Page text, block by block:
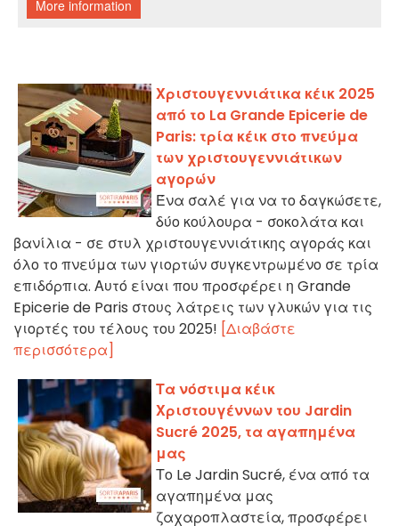
Χριστουγεννιάτικα κέικ 2025
από το La Grande Epicerie de
Paris: τρία κέικ στο πνεύμα
των χριστουγεννιάτικων
αγορών
Ένα σαλέ για να το δαγκώσετε,
δύο κούλουρα - σοκολάτα και
βανίλια - σε στυλ χριστουγεννιάτικης αγοράς και
όλο το πνεύμα των γιορτών συγκεντρωμένο σε τρία
επιδόρπια. Αυτό είναι που προσφέρει η Grande
Epicerie de Paris στους λάτρεις των γλυκών για τις
γιορτές του τέλους του 2025! [Διαβάστε
περισσότερα]
Τα νόστιμα κέικ
Χριστουγέννων του Jardin
Sucré 2025, τα αγαπημένα
μας
Το Le Jardin Sucré, ένα από τα
αγαπημένα μας
ζαχαροπλαστεία, προσφέρει